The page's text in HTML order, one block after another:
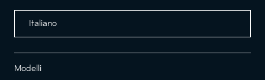
Italiano
Modelli